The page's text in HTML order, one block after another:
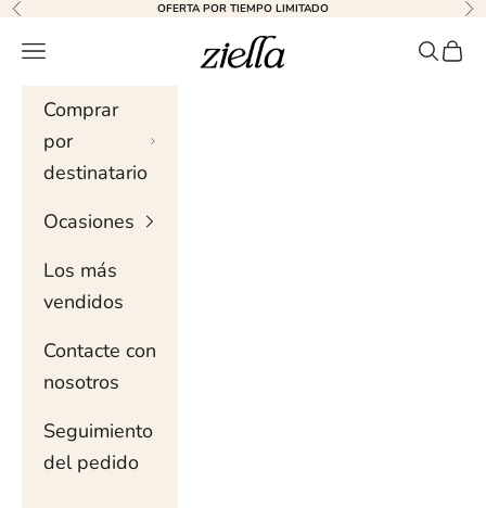
Ir al contenido
Anterior OFERTA POR TIEMPO LIMITADO
Ziella
Menú de navegación Buscar
Comprar
por
destinatario
Ocasiones
Los más
vendidos
Contacte con
nosotros
Seguimiento
del pedido